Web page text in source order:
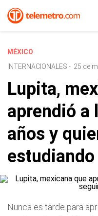
MÉXICO
INTERNACIONALES - 25 de
Lupita,
aprendió a
años y
estudiando
Nunca es tarde para